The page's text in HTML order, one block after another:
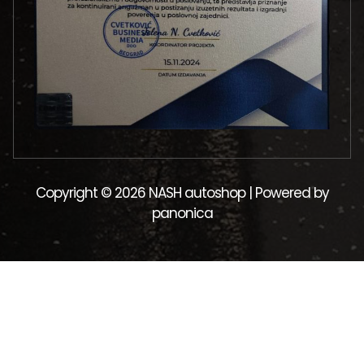
Copyright © 2026 NASH autoshop | Powered by
panonica